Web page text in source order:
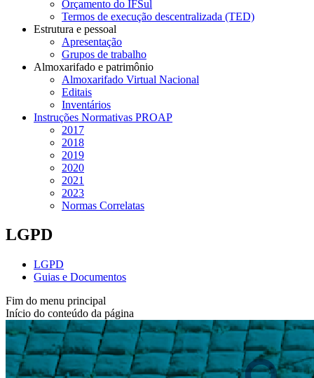
Orçamento do IFSul
Termos de execução descentralizada (TED)
Estrutura e pessoal
Apresentação
Grupos de trabalho
Almoxarifado e patrimônio
Almoxarifado Virtual Nacional
Editais
Inventários
Instruções Normativas PROAP
2017
2018
2019
2020
2021
2023
Normas Correlatas
LGPD
LGPD
Guias e Documentos
Fim do menu principal
Início do conteúdo da página